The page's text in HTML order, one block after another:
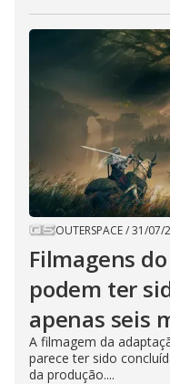
OUTERSPACE/31/07/
Filmagens
podem ter
apenas seis
A filmagem da
parece ter sido
da produção....